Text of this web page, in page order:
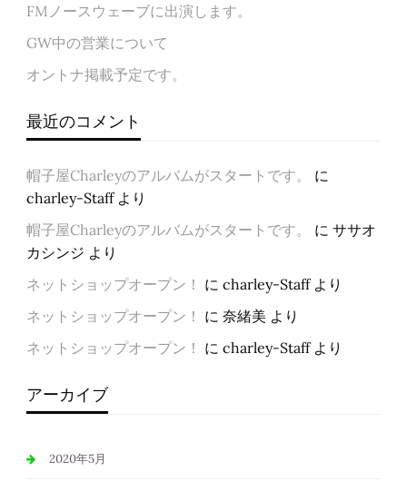
FMノースウェーブに出演します。
GW中の営業について
オントナ掲載予定です。
最近のコメント
帽子屋Charleyのアルバムがスタートです。
に
charley-Staffより
帽子屋Charleyのアルバムがスタートです。
に ササオ
カシンジ より
ネットショップオープン！ に charley-Staffより
ネットショップオープン！ に 奈緒美 より
ネットショップオープン！ に charley-Staffより
アーカイブ
2020年5月